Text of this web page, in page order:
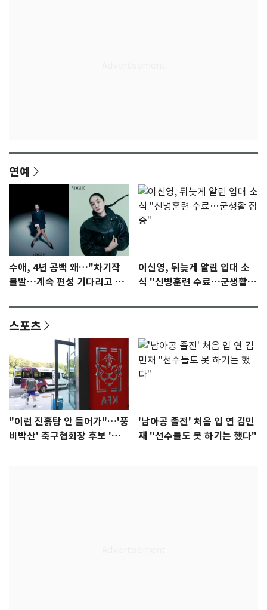
연예
수애, 4년 공백 왜…"차기작
불발…계속 편성 기다리고 있
이신영, 뒤늦게 알린 입대 소
식 "신병훈련 수료…군생활
스포츠
"이런 진흙탕 안 들어가"…'풍
비박산' 축구협회장 후보 '실
'남아공 졸전' 처음 입 연 김민
재 "선수들도 못 하기는 했다"